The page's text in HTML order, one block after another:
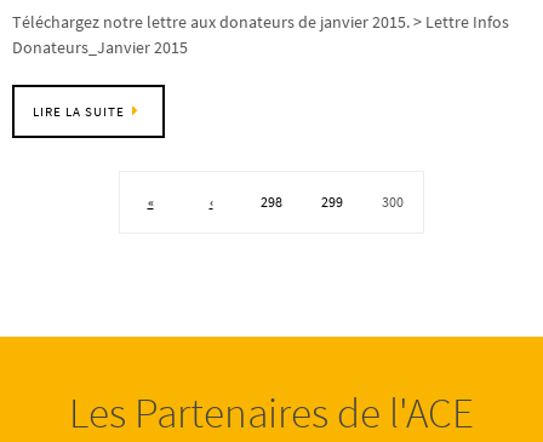
Téléchargez notre lettre aux donateurs de janvier 2015. > Lettre Infos
Donateurs_Janvier 2015
LIRE LA SUITE
« ‹ 298 299 300
Les Partenaires de l'ACE